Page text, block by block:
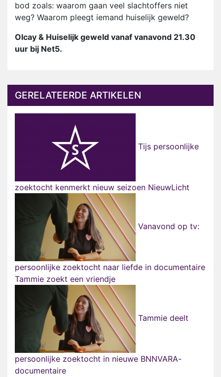
bod zoals: waarom gaan veel slachtoffers niet
weg? Waarom pleegt iemand huiselijk geweld?
Olcay & Huiselijk geweld vanaf vanavond 21.30
uur bij Net5.
GERELATEERDE ARTIKELEN
Tijs persoonlijke
zoektocht kenmerkt nieuw seizoen NieuwLicht
Vanavond op tv:
persoonlijke zoektocht naar liefde in documentaire
Tammie zoekt een vriendje
Tammie deelt
persoonlijke zoektocht in nieuwe BNNVARA-
documentaire